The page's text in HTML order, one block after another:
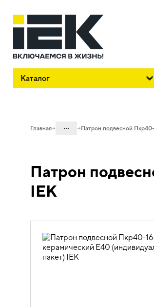
Каталог
Главная ...
10.01.03.02 Электропатроны
Патрон подвесной
Патрон
IEK